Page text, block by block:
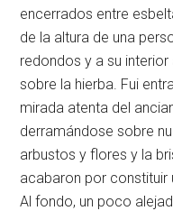
encerrados entre
de la altura de una
redondos y a su
sobre la hierba. Fui
mirada atenta del
derramándose sobre
arbustos y flores y la
acabaron por constituir
Al fondo, un poco